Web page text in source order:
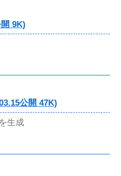
9K)
公開 47K)
生成